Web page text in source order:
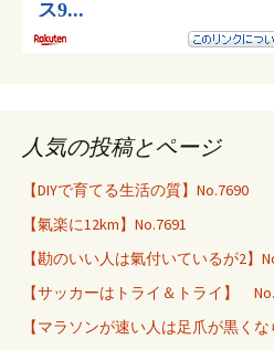
人気の投稿とページ
【DIYで育てる生活の質】No.7690
【氣楽に12km】No.7691
【勘のいい人は氣付いているが2】
【サッカーはトライ＆トライ】
【マラソンが速い人は足爪が黒く